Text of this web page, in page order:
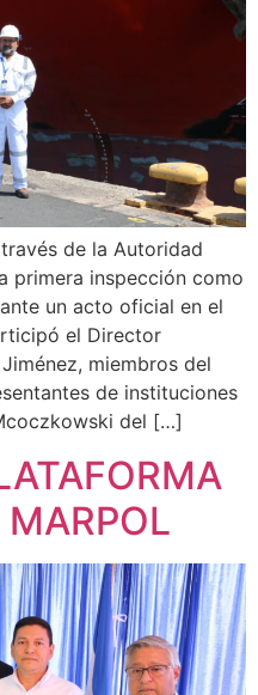
de la Autoridad
primera inspección como
un acto oficial en el
el Director
miembros del
de instituciones
del […]